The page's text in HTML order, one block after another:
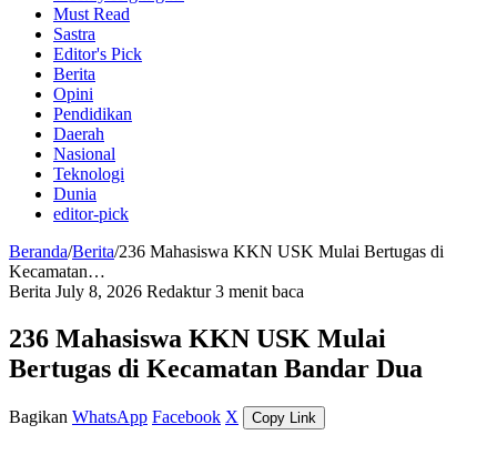
Must Read
Sastra
Editor's Pick
Berita
Opini
Pendidikan
Daerah
Nasional
Teknologi
Dunia
editor-pick
Beranda/Berita/236 Mahasiswa KKN USK Mulai Bertugas di
Kecamatan…
Berita July 8, 2026 Redaktur 3 menit baca
236 Mahasiswa KKN USK Mulai
Bertugas di Kecamatan Bandar Dua
Bagikan WhatsApp Facebook X Copy Link